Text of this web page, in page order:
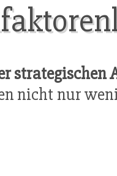
strategischen
nicht nur